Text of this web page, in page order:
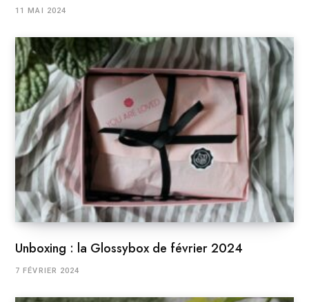
11 MAI 2024
Unboxing : la Glossybox de février 2024
7 FÉVRIER 2024